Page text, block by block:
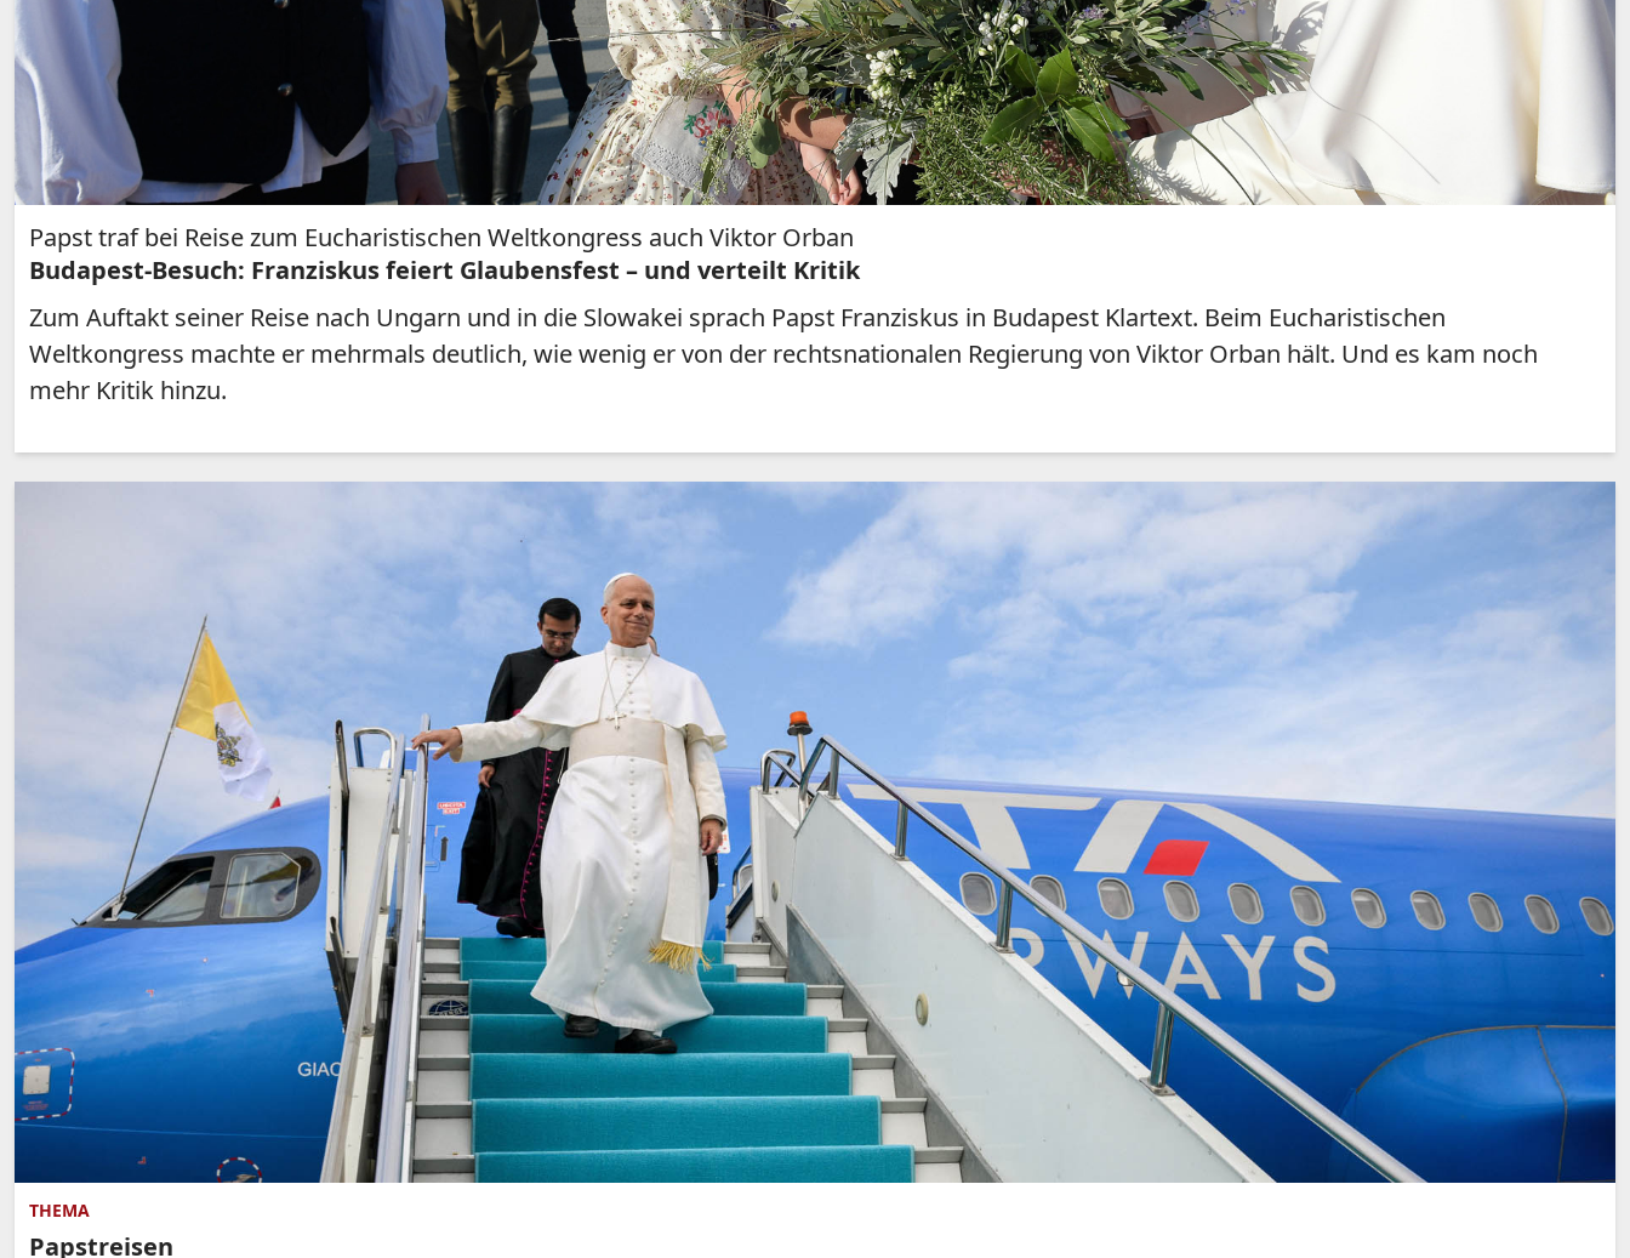
Papst traf bei Reise zum Eucharistischen Weltkongress auch Viktor Orban
Budapest-Besuch: Franziskus feiert Glaubensfest – und verteilt Kritik
Zum Auftakt seiner Reise nach Ungarn und in die Slowakei sprach Papst Franziskus in Budapest Klartext. Beim Eucharistischen
Weltkongress machte er mehrmals deutlich, wie wenig er von der rechtsnationalen Regierung von Viktor Orban hält. Und es kam noch
mehr Kritik hinzu.
THEMA
Papstreisen